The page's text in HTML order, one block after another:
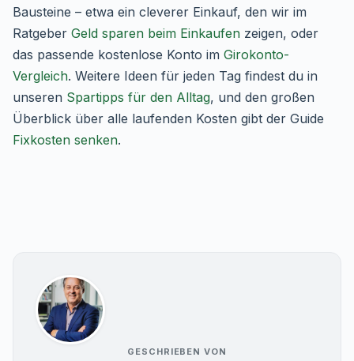
Bausteine – etwa ein cleverer Einkauf, den wir im
Ratgeber Geld sparen beim Einkaufen zeigen, oder
das passende kostenlose Konto im Girokonto-
Vergleich. Weitere Ideen für jeden Tag findest du in
unseren Spartipps für den Alltag, und den großen
Überblick über alle laufenden Kosten gibt der Guide
Fixkosten senken.
GESCHRIEBEN VON